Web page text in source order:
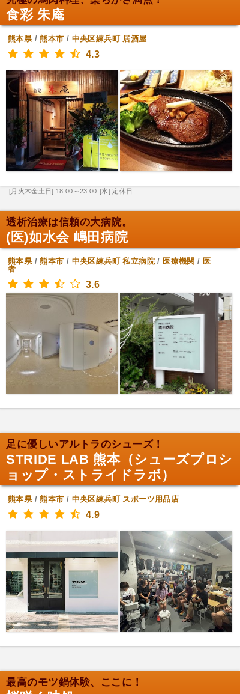
食彩 朱庵
熊本県/熊本市 / 中央区練兵町 居酒屋
4.3
[月火木金土日] 18:00～23:00 [水] 定休日
透析治療は信頼の大病院。
(医)如水会 嶋田病院
熊本県/熊本市 / 中央区練兵町 私立病院/ 医療機関 / 医
者
3.6
足に優しいアルトラのシューズ！
STRIDE LAB 熊本（シューズプロシ
ョップ・ストライドラボ）
熊本県/熊本市 / 中央区練兵町 スポーツ用品店
4.9
最高のモツ鍋体験、ここに！